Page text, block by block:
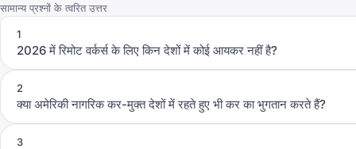
सामान्य प्रश्नों के त्वरित उत्तर
1
2026 में रिमोट वर्कर्स के लिए किन देशों में कोई आयकर नहीं है?
2
क्या अमेरिकी नागरिक कर-मुक्त देशों में रहते हुए भी कर का भुगतान करते हैं?
3